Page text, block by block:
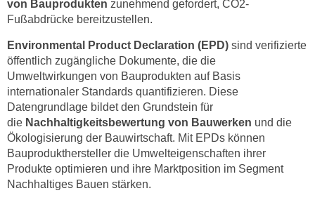
von Bauprodukten zunehmend gefordert, CO2-
Fußabdrücke bereitzustellen.
Environmental Product Declaration (EPD) sind verifizierte
öffentlich zugängliche Dokumente, die die
Umweltwirkungen von Bauprodukten auf Basis
internationaler Standards quantifizieren. Diese
Datengrundlage bildet den Grundstein für
die Nachhaltigkeitsbewertung von Bauwerken und die
Ökologisierung der Bauwirtschaft. Mit EPDs können
Bauprodukthersteller die Umwelteigenschaften ihrer
Produkte optimieren und ihre Marktposition im Segment
Nachhaltiges Bauen stärken.
w
i
e
m
I
m
p
r
e
s
s